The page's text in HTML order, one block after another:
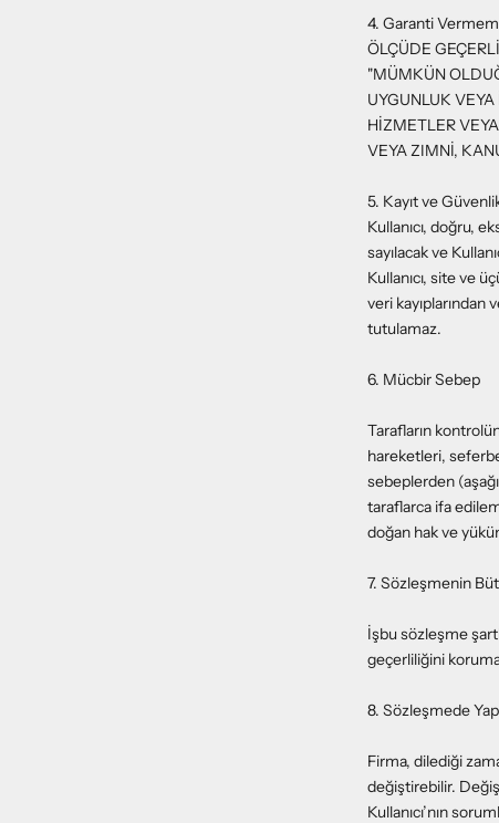
4. Garanti
ÖLÇÜDE
"MÜMKÜN
UYGUNLUK
HİZMETLER
VEYA ZIMNİ,
5. Kayıt ve
Kullanıcı, doğru,
sayılacak ve
Kullanıcı, site ve
veri
tutulamaz.
6. Mücbir Sebep
Tarafların
hareketleri,
sebeplerden
taraflarca ifa
doğan hak ve
7. Sözleşmenin
İşbu sözleşme
geçerliliğini
8. Sözleşmede
Firma, dilediği
değiştirebilir.
Kullanıcı’nın